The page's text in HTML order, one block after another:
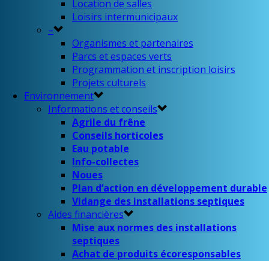
Location de salles
Loisirs intermunicipaux
–
Organismes et partenaires
Parcs et espaces verts
Programmation et inscription loisirs
Projets culturels
Environnement
Informations et conseils
Agrile du frêne
Conseils horticoles
Eau potable
Info-collectes
Noues
Plan d’action en développement durable
Vidange des installations septiques
Aides financières
Mise aux normes des installations
septiques
Achat de produits écoresponsables